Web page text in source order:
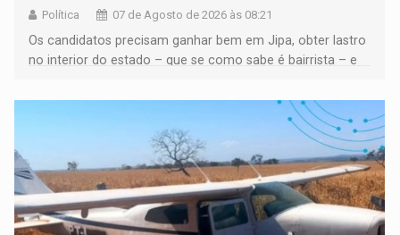
Política 07 de Agosto de 2026 às 08:21
Os candidatos precisam ganhar bem em Jipa, obter lastro
no interior do estado – que se como sabe é bairrista – e
garantir